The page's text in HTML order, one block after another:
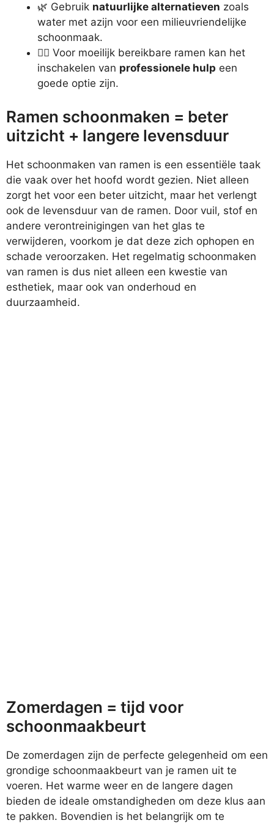
🌿 Gebruik natuurlijke alternatieven zoals
water met azijn voor een milieuvriendelijke
schoonmaak.
🧗‍♂️ Voor moeilijk bereikbare ramen kan het
inschakelen van professionele hulp een
goede optie zijn.
Ramen schoonmaken = beter
uitzicht + langere levensduur
Het schoonmaken van ramen is een essentiële taak
die vaak over het hoofd wordt gezien. Niet alleen
zorgt het voor een beter uitzicht, maar het verlengt
ook de levensduur van de ramen. Door vuil, stof en
andere verontreinigingen van het glas te
verwijderen, voorkom je dat deze zich ophopen en
schade veroorzaken. Het regelmatig schoonmaken
van ramen is dus niet alleen een kwestie van
esthetiek, maar ook van onderhoud en
duurzaamheid.
Zomerdagen = tijd voor
schoonmaakbeurt
De zomerdagen zijn de perfecte gelegenheid om een
grondige schoonmaakbeurt van je ramen uit te
voeren. Het warme weer en de langere dagen
bieden de ideale omstandigheden om deze klus aan
te pakken. Bovendien is het belangrijk om te